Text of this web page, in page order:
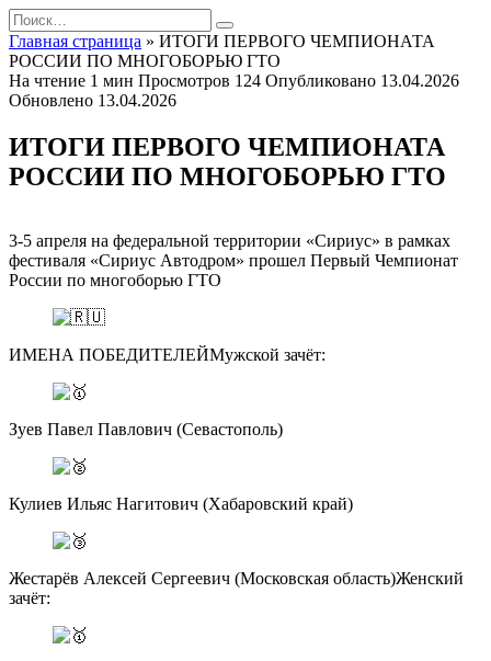
Перейти
к
содержанию
Search
for:
Главная страница » ИТОГИ ПЕРВОГО ЧЕМПИОНАТА
РОССИИ ПО МНОГОБОРЬЮ ГТО
На чтение 1 мин Просмотров 124 Опубликовано 13.04.2026
Обновлено 13.04.2026
ИТОГИ ПЕРВОГО ЧЕМПИОНАТА
РОССИИ ПО МНОГОБОРЬЮ ГТО
3-5 апреля на федеральной территории «Сириус» в рамках
фестиваля «Сириус Автодром» прошел Первый Чемпионат
России по многоборью ГТО
ИМЕНА ПОБЕДИТЕЛЕЙМужской зачёт:
Зуев Павел Павлович (Севастополь)
Кулиев Ильяс Нагитович (Хабаровский край)
Жестарёв Алексей Сергеевич (Московская область)Женский
зачёт: